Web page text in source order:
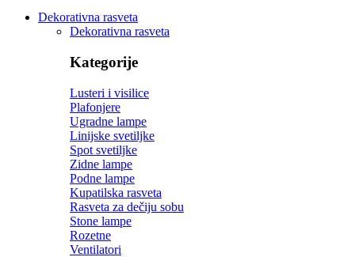
Dekorativna rasveta
Dekorativna rasveta
Kategorije
Lusteri i visilice
Plafonjere
Ugradne lampe
Linijske svetiljke
Spot svetiljke
Zidne lampe
Podne lampe
Kupatilska rasveta
Rasveta za dečiju sobu
Stone lampe
Rozetne
Ventilatori